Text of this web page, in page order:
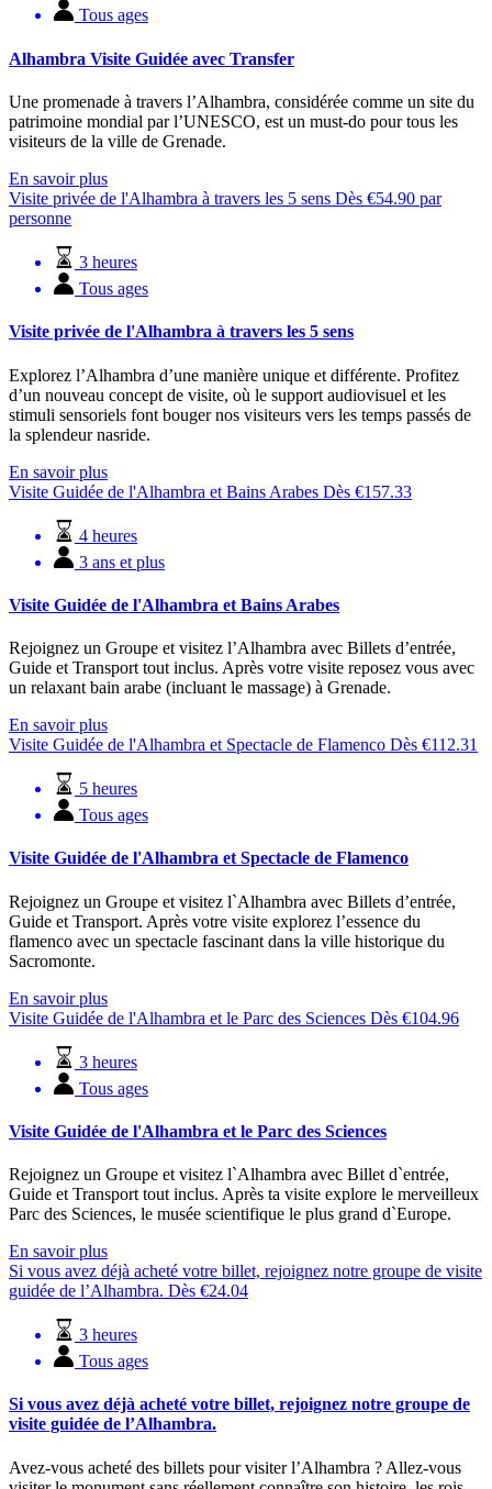
Tous ages
Alhambra Visite Guidée avec Transfer
Une promenade à travers l’Alhambra, considérée comme un site du
patrimoine mondial par l’UNESCO, est un must-do pour tous les
visiteurs de la ville de Grenade.
En savoir plus
Visite privée de l'Alhambra à travers les 5 sens Dès €54.90 par
personne
3 heures
Tous ages
Visite privée de l'Alhambra à travers les 5 sens
Explorez l’Alhambra d’une manière unique et différente. Profitez
d’un nouveau concept de visite, où le support audiovisuel et les
stimuli sensoriels font bouger nos visiteurs vers les temps passés de
la splendeur nasride.
En savoir plus
Visite Guidée de l'Alhambra et Bains Arabes Dès €157.33
4 heures
3 ans et plus
Visite Guidée de l'Alhambra et Bains Arabes
Rejoignez un Groupe et visitez l’Alhambra avec Billets d’entrée,
Guide et Transport tout inclus. Après votre visite reposez vous avec
un relaxant bain arabe (incluant le massage) à Grenade.
En savoir plus
Visite Guidée de l'Alhambra et Spectacle de Flamenco Dès €112.31
5 heures
Tous ages
Visite Guidée de l'Alhambra et Spectacle de Flamenco
Rejoignez un Groupe et visitez l`Alhambra avec Billets d’entrée,
Guide et Transport. Après votre visite explorez l’essence du
flamenco avec un spectacle fascinant dans la ville historique du
Sacromonte.
En savoir plus
Visite Guidée de l'Alhambra et le Parc des Sciences Dès €104.96
3 heures
Tous ages
Visite Guidée de l'Alhambra et le Parc des Sciences
Rejoignez un Groupe et visitez l`Alhambra avec Billet d`entrée,
Guide et Transport tout inclus. Après ta visite explore le merveilleux
Parc des Sciences, le musée scientifique le plus grand d`Europe.
En savoir plus
Si vous avez déjà acheté votre billet, rejoignez notre groupe de visite
guidée de l’Alhambra. Dès €24.04
3 heures
Tous ages
Si vous avez déjà acheté votre billet, rejoignez notre groupe de
visite guidée de l’Alhambra.
Avez-vous acheté des billets pour visiter l’Alhambra ? Allez-vous